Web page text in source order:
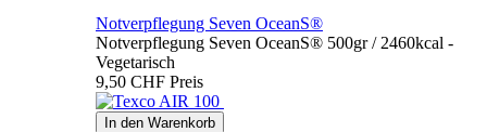
Notverpflegung Seven OceanS®
Notverpflegung Seven OceanS® 500gr / 2460kcal -
Vegetarisch
9,50 CHF Preis
In den Warenkorb